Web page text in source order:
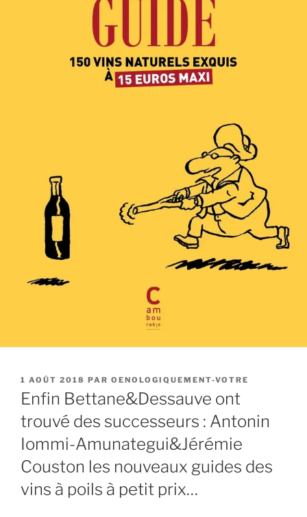
PUBLIÉ
LE
1 AOÛT 2018 PAR OENOLOGIQUEMENT-VOTRE
Enfin Bettane&Dessauve ont
trouvé des successeurs : Antonin
Iommi-Amunategui&Jérémie
Couston les nouveaux guides des
vins à poils à petit prix…